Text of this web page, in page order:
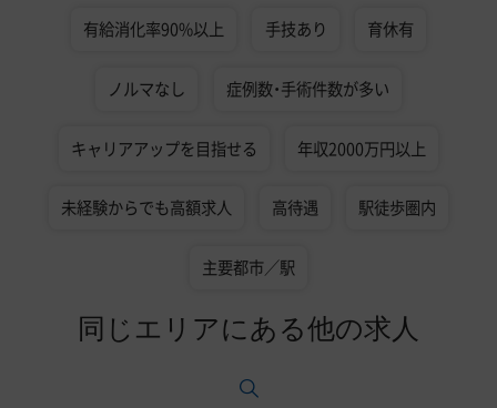
有給消化率90%以上 手技あり 育休有
ノルマなし 症例数・手術件数が多い
キャリアアップを目指せる 年収2000万円以上
未経験からでも高額求人 高待遇 駅徒歩圏内
主要都市／駅
同じエリアにある他の求人